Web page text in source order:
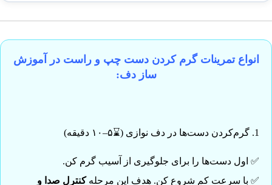
انواع تمرینات گرم کردن دست چپ و راست در آموزش
ساز دف:
1. گرم‌کردن دست‌ها در دف نوازی (⌛۵–۱۰ دقیقه)
✅ اول دست‌ها را برای جلوگیری از آسیب گرم کن.
✅ با سرعت کم شروع کن. هدف این مرحلهکنترل صدا و